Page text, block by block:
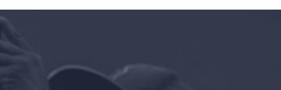
Take Back the Courts
与我们合作